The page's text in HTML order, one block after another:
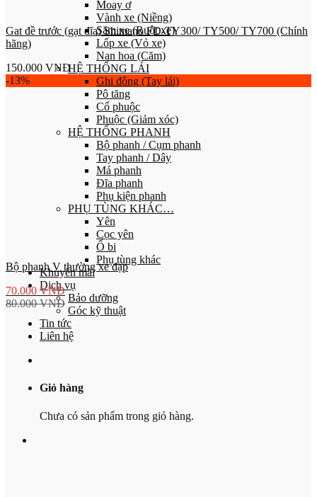
Moay ơ
Vành xe (Niềng)
Săm xe (Ruột xe)
Lốp xe (Vỏ xe)
Nan hoa (Căm)
HỆ THỐNG LÁI
Ghi đông (Tay lái)
Pô tăng
Cổ phuộc
Phuộc (Giảm xóc)
HỆ THỐNG PHANH
Bộ phanh / Cụm phanh
Tay phanh / Dây
Má phanh
Đĩa phanh
Phụ kiện phanh
PHỤ TÙNG KHÁC…
Yên
Cọc yên
Ổ bi
Phụ tùng khác
Khuyến mãi
Dịch vụ
Bảo dưỡng
Góc kỹ thuật
Tin tức
Liên hệ
Giỏ hàng
Chưa có sản phẩm trong giỏ hàng.
Gat đề trước (gạt đĩa) Shimano FD-TY300/ TY500/ TY700 (Chính
hãng)
150.000 VNĐ
-13%
Bộ phanh V thường xe đạp
70.000 VNĐ
80.000VNĐ